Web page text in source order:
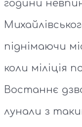
години
піднімаючи
коли міліція
Востаннє
лунали з